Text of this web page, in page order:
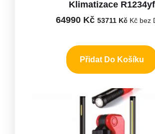
Klimatizace R1234yf
64990 Kč 53711 Kč Kč bez
Přidat Do Košíku